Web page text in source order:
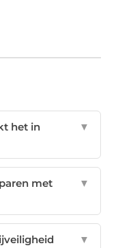
het in
▼
met
▼
▼